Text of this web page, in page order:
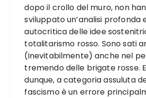
dopo il crollo del muro, non
sviluppato un’analisi profonda
autocritica delle idee
totalitarismo rosso. Sono sati
(inevitabilmente) anche nel
tremendo delle brigate rosse.
dunque, a categoria assuluta
fascismo è un errore